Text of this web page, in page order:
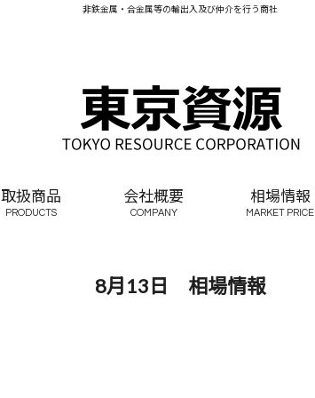
非鉄金属・合金属等の輸出入及び仲介を行う商社
取扱商品
PRODUCTS
会社概要
COMPANY
相場情報
MARKET PRICE
8月13日 相場情報